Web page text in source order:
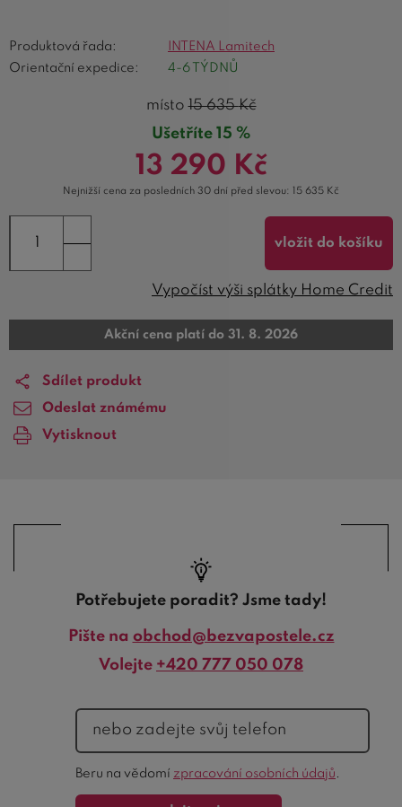
Produktová řada:
INTENA Lamitech
Orientační expedice:
4-6 TÝDNŮ
místo15 635Kč
Ušetříte 15 %
13 290 Kč
Nejnižší cena za posledních 30 dní před slevou: 15 635 Kč
vložit do košíku
Vypočíst výši splátky Home Credit
Akční cena platí do 31. 8. 2026
Sdílet produkt
Odeslat známému
Vytisknout
Potřebujete poradit? Jsme tady!
Pište na obchod@bezvapostele.cz
Volejte +420 777 050 078
telefon
formuláře
Beru na vědomí zpracování osobních údajů